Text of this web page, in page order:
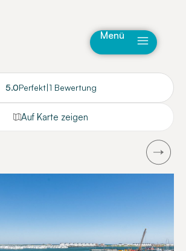
Menü
5.0Perfekt|1 Bewertung
Auf Karte zeigen